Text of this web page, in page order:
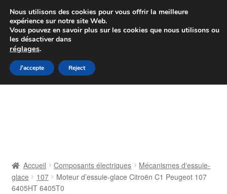
Colissimo livraison à partir de 7 EUR
Du lundi au vendredi de 9 h à 16 h
Aller
à
Aller
au
Contact
Accueil Composants électriques
Mécanismes d'essuie-
glace
107
Moteur d’essuie-glace Citroën C1 Peugeot 107
6405HT 6405T0
Nous utilisons des cookies pour vous offrir la meilleure
expérience sur notre site Web.
Vous pouvez en savoir plus sur les cookies que nous utilisons ou
les désactiver dans
réglages.
J'accepte Reject